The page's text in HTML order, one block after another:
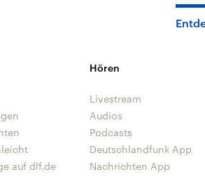
auf dlf.de
Hören
Livestream
Audios
Podcasts
Deutschlandfunk App
Nachrichten App